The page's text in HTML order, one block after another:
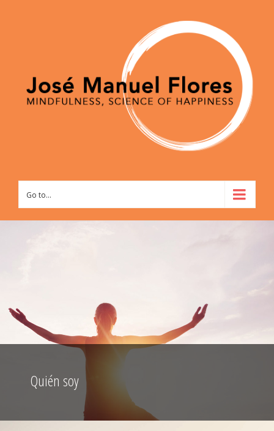
Go to...
Quién soy